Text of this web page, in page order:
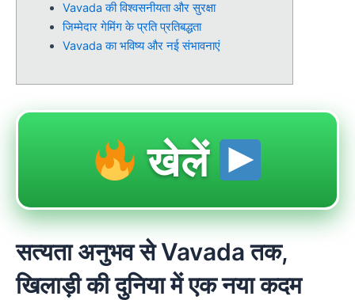
Vavada की विश्वसनीयता और सुरक्षा
जिम्मेदार गेमिंग के प्रति प्रतिबद्धता
Vavada का भविष्य और नई संभावनाएं
खेलें
सत्यता अनुभव से Vavada तक,
खिलाड़ी की दुनिया में एक नया कदम